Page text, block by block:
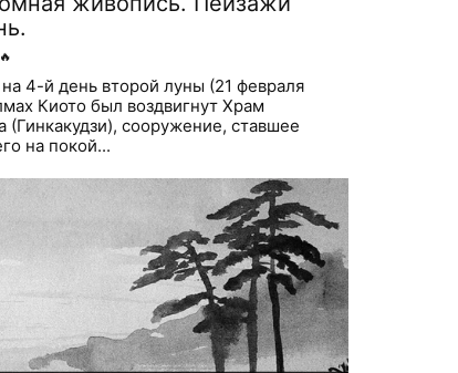
🔥
4-й день второй луны (21 февраля
Киото был воздвигнут Храм
(Гинкакудзи), сооружение, ставшее
на покой...